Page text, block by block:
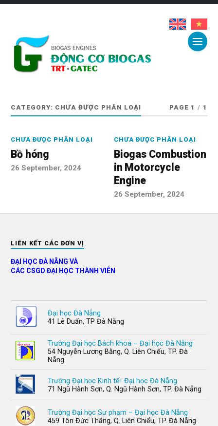
CATEGORY: CHƯA ĐƯỢC PHÂN LOẠI PAGE 1 / 1
CHƯA ĐƯỢC PHÂN LOẠI
Bồ hóng
26 September, 2024
CHƯA ĐƯỢC PHÂN LOẠI
Biogas Combustion
in Motorcycle
Engine
26 September, 2024
LIÊN KẾT CÁC ĐƠN VỊ
ĐẠI HỌC ĐÀ NẴNG VÀ
CÁC CSGD ĐẠI HỌC THÀNH VIÊN
Đại học Đà Nẵng
41 Lê Duẩn, TP Đà Nẵng
Trường Đại học Bách khoa – Đại học Đà Nẵng
54 Nguyễn Lương Bằng, Q. Liên Chiếu, TP. Đà
Nẵng
Trường Đại học Kinh tế- Đại học Đà Nẵng
71 Ngũ Hành Sơn, Q. Ngũ Hành Sơn, TP. Đà Nẵng
Trường Đại học Sư phạm – Đại học Đà Nẵng
459 Tôn Đức Thắng, Q. Liên Chiểu, TP. Đà Nẵng